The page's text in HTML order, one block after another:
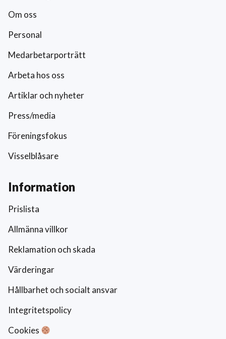
Om oss
Personal
Medarbetarporträtt
Arbeta hos oss
Artiklar och nyheter
Press/media
Föreningsfokus
Visselblåsare
Information
Prislista
Allmänna villkor
Reklamation och skada
Värderingar
Hållbarhet och socialt ansvar
Integritetspolicy
Cookies